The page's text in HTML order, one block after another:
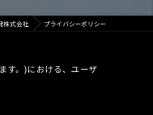
株式会社 プライバシーポリシー
す。)における、ユーザ